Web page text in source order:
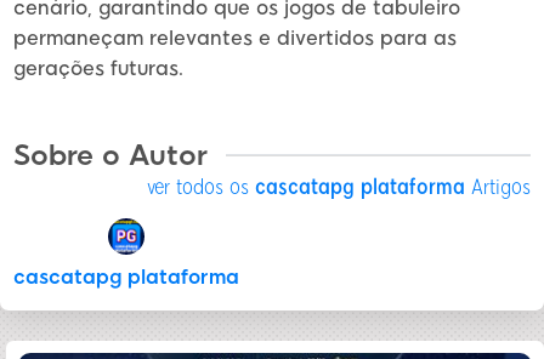
cenário, garantindo que os jogos de tabuleiro
permaneçam relevantes e divertidos para as
gerações futuras.
Sobre o Autor
ver todos os cascatapg plataforma Artigos
cascatapg plataforma